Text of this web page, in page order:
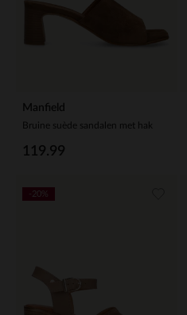
Manfield
Bruine suède sandalen met hak
119.99
-20%